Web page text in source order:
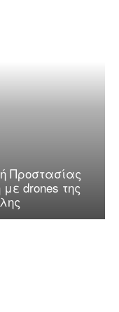
Προστασίας
drones της